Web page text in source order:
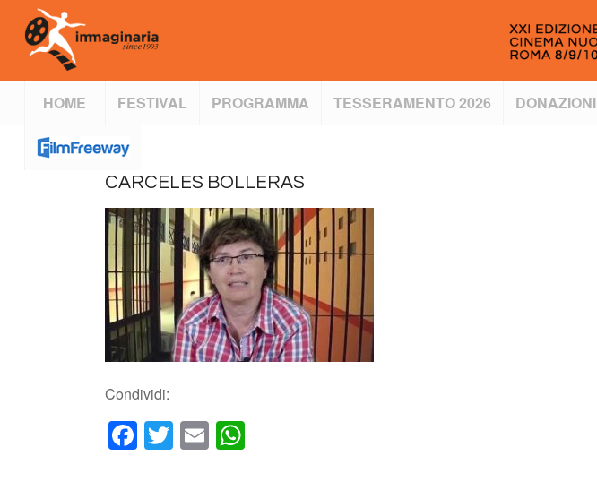
HOME FESTIVAL PROGRAMMA TESSERAMENTO 2026 DONAZIONI
CARCELES BOLLERAS
Condividi:
Facebook
Twitter
Email